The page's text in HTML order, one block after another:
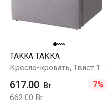
TAKKA ТАККА
617.00 Br
7%
662.00 Br